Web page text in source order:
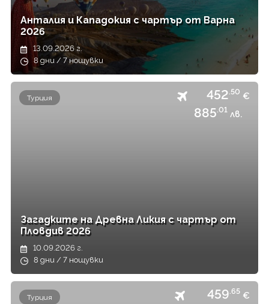
Анталия и Кападокия с чартър от Варна
2026
13.09.2026 г.
8 дни / 7 нощувки
Турция 452.50 €
885.01 лв.
Загадките на Древна Ликия с чартър от
Пловдив 2026
10.09.2026 г.
8 дни / 7 нощувки
Турция 459.65 €